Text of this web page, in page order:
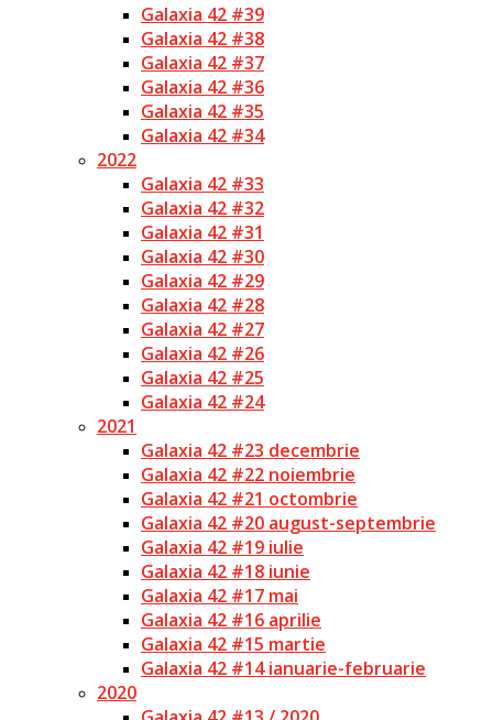
Galaxia 42 #39
Galaxia 42 #38
Galaxia 42 #37
Galaxia 42 #36
Galaxia 42 #35
Galaxia 42 #34
2022
Galaxia 42 #33
Galaxia 42 #32
Galaxia 42 #31
Galaxia 42 #30
Galaxia 42 #29
Galaxia 42 #28
Galaxia 42 #27
Galaxia 42 #26
Galaxia 42 #25
Galaxia 42 #24
2021
Galaxia 42 #23 decembrie
Galaxia 42 #22 noiembrie
Galaxia 42 #21 octombrie
Galaxia 42 #20 august-septembrie
Galaxia 42 #19 iulie
Galaxia 42 #18 iunie
Galaxia 42 #17 mai
Galaxia 42 #16 aprilie
Galaxia 42 #15 martie
Galaxia 42 #14 ianuarie-februarie
2020